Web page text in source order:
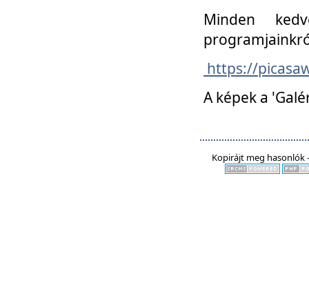
Minden
https://
A képek a
Kopirájt meg hasonlók